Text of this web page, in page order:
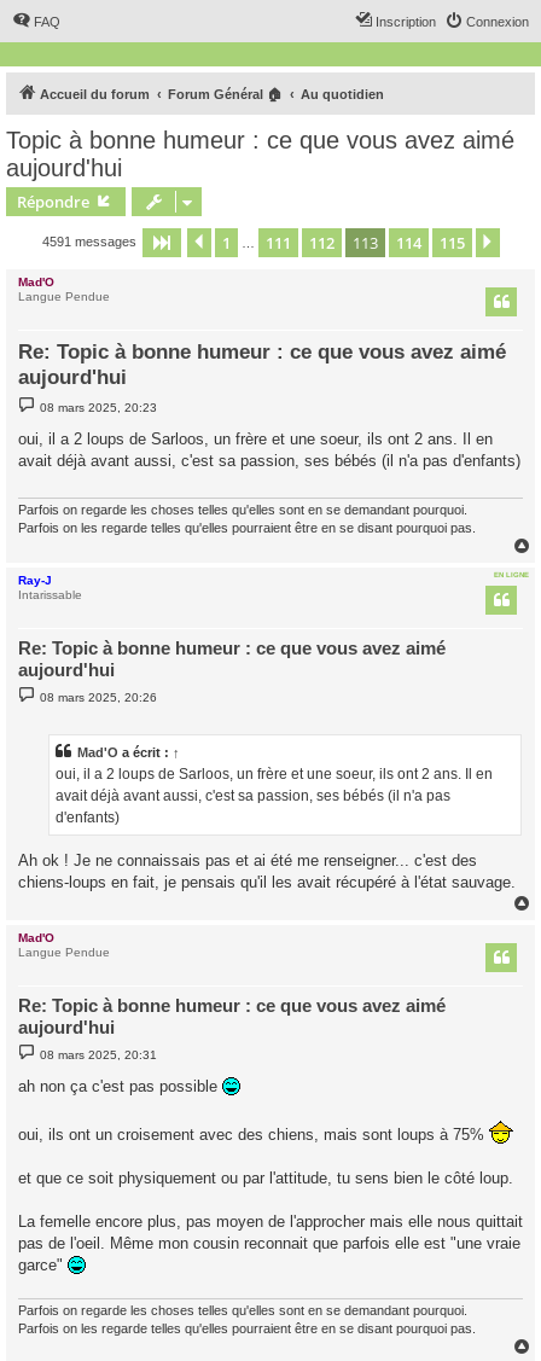
FAQ Connexion
Inscription
Accueil du forum Forum Général 🏠 Au quotidien
Topic à bonne humeur : ce que vous avez aimé
aujourd'hui
Répondre
4591 messages Page 113 sur115
Précédent
1 111 112 113 114 115
Mad'O
Langue Pendue
Re: Topic à bonne humeur : ce que vous avez aimé
aujourd'hui
M
e
s
s
a
08 mars 2025, 20:23
oui, il a 2 loups de Sarloos, un frère et une soeur, ils ont 2 ans. Il en
avait déjà avant aussi, c'est sa passion, ses bébés (il n'a pas d'enfants)
Parfois on regarde les choses telles qu'elles sont en se demandant pourquoi.
Parfois on les regarde telles qu'elles pourraient être en se disant pourquoi pas.
EN LIGNE
Ray-J
Intarissable
Re: Topic à bonne humeur : ce que vous avez aimé
aujourd'hui
M
e
08 mars 2025, 20:26
Mad'O a écrit : ↑
oui, il a 2 loups de Sarloos, un frère et une soeur, ils ont 2 ans. Il en
avait déjà avant aussi, c'est sa passion, ses bébés (il n'a pas
d'enfants)
Ah ok ! Je ne connaissais pas et ai été me renseigner... c'est des
chiens-loups en fait, je pensais qu'il les avait récupéré à l'état sauvage.
Mad'O
Langue Pendue
Re: Topic à bonne humeur : ce que vous avez aimé
aujourd'hui
M
s
e
08 mars 2025, 20:31
ah non ça c'est pas possible
oui, ils ont un croisement avec des chiens, mais sont loups à 75%
et que ce soit physiquement ou par l'attitude, tu sens bien le côté loup.
La femelle encore plus, pas moyen de l'approcher mais elle nous quittait
pas de l'oeil. Même mon cousin reconnait que parfois elle est "une vraie
garce"
Parfois on regarde les choses telles qu'elles sont en se demandant pourquoi.
Parfois on les regarde telles qu'elles pourraient être en se disant pourquoi pas.